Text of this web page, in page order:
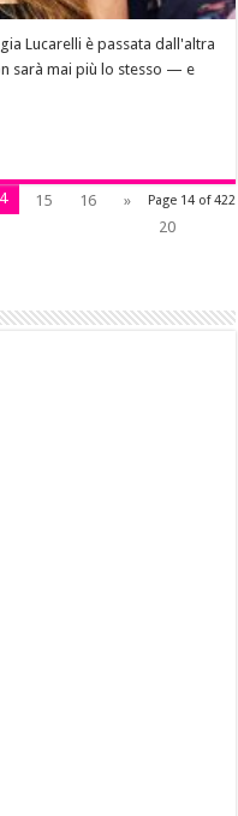
Lucarelli è passata dall'altra
sarà mai più lo stesso — e
Page 14 of 422
15 16
»
20